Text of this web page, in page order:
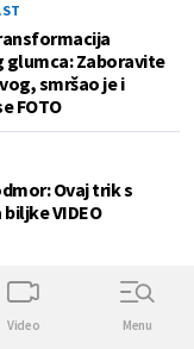
glumca: Zaboravite
smršao je i
FOTO
Ovaj trik s
VIDEO
avgust mnogima
Video Menu